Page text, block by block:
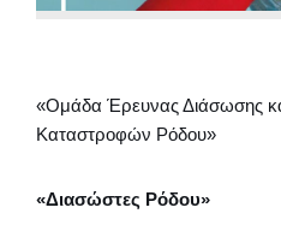
«Ομάδα Έρευνας Διάσωσης
Καταστροφών Ρόδου»
«Διασώστες Ρόδου»